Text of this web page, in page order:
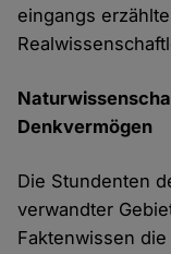
eingangs
Denkvermögen
Die Stundenten
verwandter
Faktenwissen